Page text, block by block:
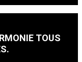
TOUS